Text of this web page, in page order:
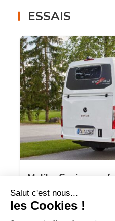
ESSAIS
Malibu Genius : un
qui ne ressemble à